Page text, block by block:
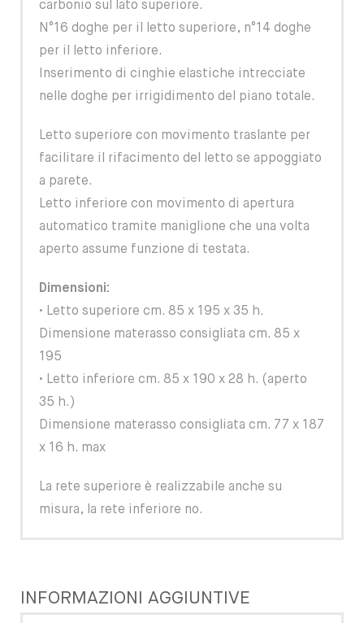
carbonio sul lato superiore.
N°16 doghe per il letto superiore, n°14 doghe
per il letto inferiore.
Inserimento di cinghie elastiche intrecciate
nelle doghe per irrigidimento del piano totale.
Letto superiore con movimento traslante per
facilitare il rifacimento del letto se appoggiato
a parete.
Letto inferiore con movimento di apertura
automatico tramite maniglione che una volta
aperto assume funzione di testata.
Dimensioni:
• Letto superiore cm. 85 x 195 x 35 h.
Dimensione materasso consigliata cm. 85 x
195
• Letto inferiore cm. 85 x 190 x 28 h. (aperto
35 h.)
Dimensione materasso consigliata cm. 77 x 187
x 16 h. max
La rete superiore è realizzabile anche su
misura, la rete inferiore no.
INFORMAZIONI AGGIUNTIVE